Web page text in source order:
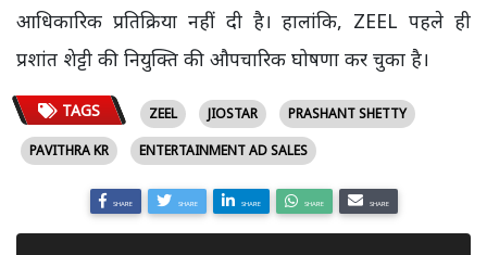
आधिकारिक प्रतिक्रिया नहीं दी है। हालांकि, ZEEL पहले ही
प्रशांत शेट्टी की नियुक्ति की औपचारिक घोषणा कर चुका है।
TAGS ZEEL JIOSTAR
PRASHANT SHETTY
PAVITHRA KR
ENTERTAINMENT AD SALES
SHARE SHARE SHARE SHARE SHARE